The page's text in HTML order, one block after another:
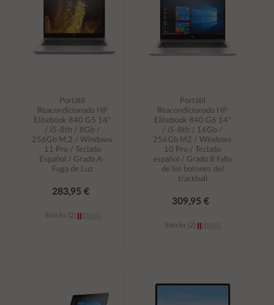
Portátil
Reacondicionado HP
Elitebook 840 G5 14"
/ i5-8th / 8Gb /
256Gb M.2 / Windows
11 Pro / Teclado
Español / Grado A-
Fuga de Luz
283,95 €
Stocks (2)
Portátil
Reacondicionado HP
Elitebook 840 G6 14"
/ i5-8th / 16Gb /
256Gb M2 / Windows
10 Pro / Teclado
español / Grado B Fallo
de los botones del
trackball
309,95 €
Stocks (2)
carrito